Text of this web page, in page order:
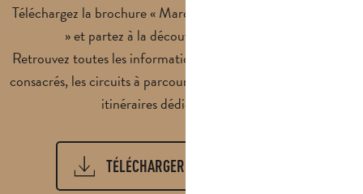
Téléchargez la brochure « Marcel Pagnol, enfant d’Aubagne
» et partez à la découverte de son univers.
Retrouvez toutes les informations sur les musées qui lui sont
consacrés, les circuits à parcourir, ainsi que les randonnées et
itinéraires dédiés à l’écrivain.
TÉLÉCHARGER LA BROCHURE